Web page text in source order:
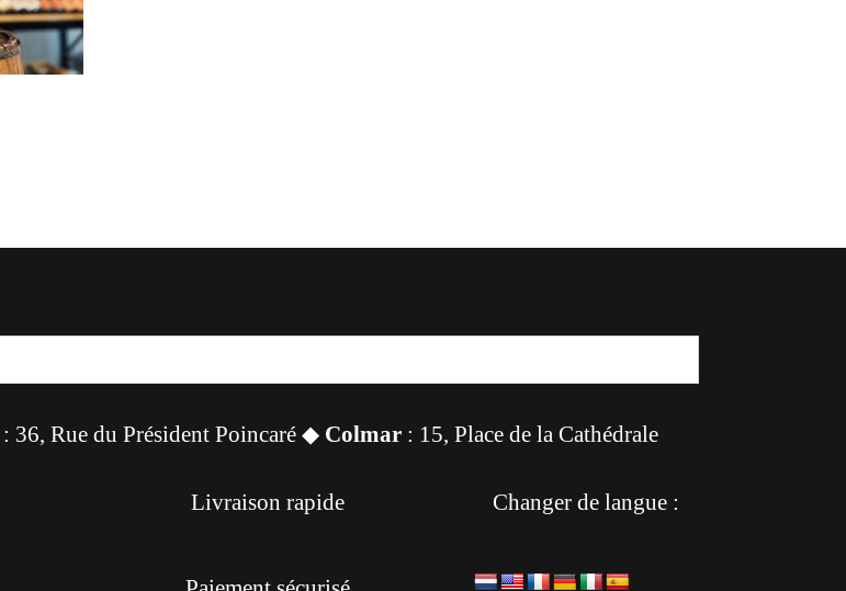
: 36, Rue du Président Poincaré ◆ Colmar : 15, Place de la Cathédrale
Livraison rapide Changer de langue :